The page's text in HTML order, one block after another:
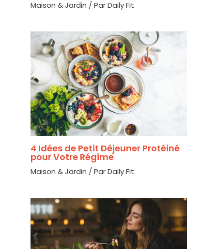
Maison & Jardin / ParDaily Fit
4 Idées de Petit Déjeuner Protéiné
pour Votre Régime
Maison & Jardin / ParDaily Fit